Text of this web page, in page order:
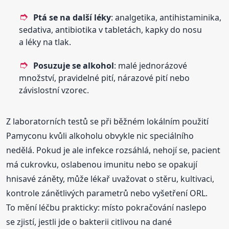
Ptá se na další léky: analgetika, antihistaminika,
sedativa, antibiotika v tabletách, kapky do nosu
a léky na tlak.
Posuzuje se alkohol: malé jednorázové
množství, pravidelné pití, nárazové pití nebo
závislostní vzorec.
Z laboratorních testů se při běžném lokálním použití
Pamyconu kvůli alkoholu obvykle nic speciálního
nedělá. Pokud je ale infekce rozsáhlá, nehojí se, pacient
má cukrovku, oslabenou imunitu nebo se opakují
hnisavé záněty, může lékař uvažovat o stěru, kultivaci,
kontrole zánětlivých parametrů nebo vyšetření ORL.
To mění léčbu prakticky: místo pokračování naslepo
se zjistí, jestli jde o bakterii citlivou na dané